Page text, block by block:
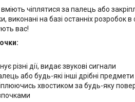
чіплятися за палець або
на базі останніх розробок в
вас!
різні дії, видає звукові сигнали
або будь-які інші дрібні предмети
хвостиком за будь-яку